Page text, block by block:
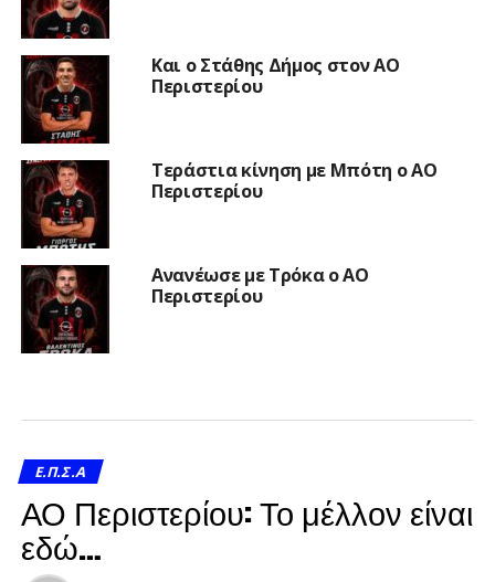
Και ο Στάθης Δήμος στον ΑΟ
Περιστερίου
Τεράστια κίνηση με Μπότη ο ΑΟ
Περιστερίου
Ανανέωσε με Τρόκα ο ΑΟ
Περιστερίου
Ε.Π.Σ.Α
ΑΟ Περιστερίου: Το μέλλον είναι
εδώ…